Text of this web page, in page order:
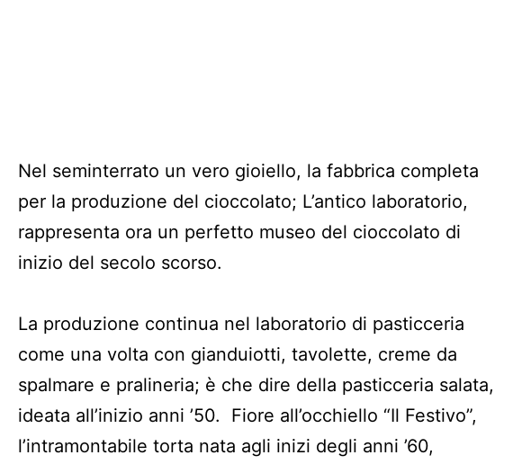
Nel seminterrato un vero gioiello, la fabbrica completa
per la produzione del cioccolato; L’antico laboratorio,
rappresenta ora un perfetto museo del cioccolato di
inizio del secolo scorso.
La produzione continua nel laboratorio di pasticceria
come una volta con gianduiotti, tavolette, creme da
spalmare e pralineria; è che dire della pasticceria salata,
ideata all’inizio anni ’50. Fiore all’occhiello “Il Festivo”,
l’intramontabile torta nata agli inizi degli anni ’60,